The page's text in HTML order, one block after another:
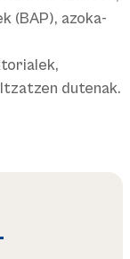
(BAP), azoka-
dutenak.